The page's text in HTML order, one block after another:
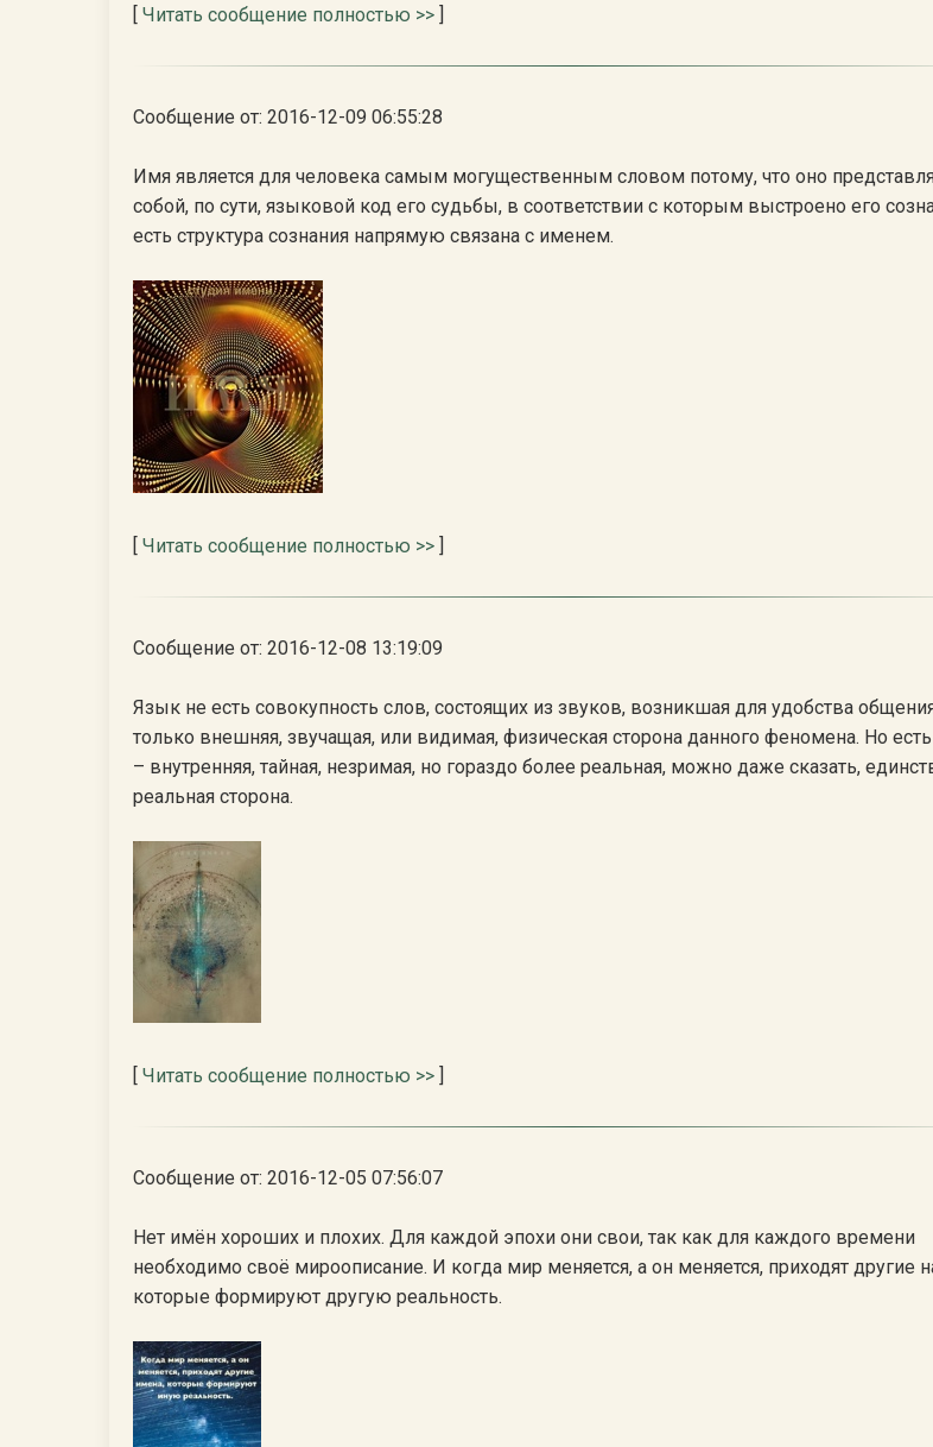
[ Читать сообщение полностью >> ]
Сообщение от: 2016-12-09 06:55:28
Имя является для человека самым могущественным словом потому, что оно
собой, по сути, языковой код его судьбы, в соответствии с которым выстроено его
есть структура сознания напрямую связана с именем.
[ Читать сообщение полностью >> ]
Сообщение от: 2016-12-08 13:19:09
Язык не есть совокупность слов, состоящих из звуков, возникшая для удобства
только внешняя, звучащая, или видимая, физическая сторона данного феномена. Но
– внутренняя, тайная, незримая, но гораздо более реальная, можно даже сказать,
реальная сторона.
[ Читать сообщение полностью >> ]
Сообщение от: 2016-12-05 07:56:07
Нет имён хороших и плохих. Для каждой эпохи они свои, так как для каждого времени
необходимо своё мироописание. И когда мир меняется, а он меняется, приходят другие
которые формируют другую реальность.